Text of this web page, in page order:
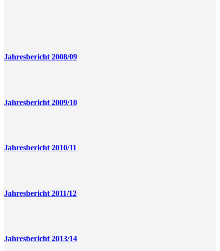
Jahresbericht 2008/09
Jahresbericht 2009/10
Jahresbericht 2010/11
Jahresbericht 2011/12
Jahresbericht 2013/14